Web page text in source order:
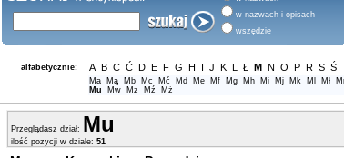
w nazwach i opisach
wszędzie
alfabetycznie: A B C Ć D E F G H I J K L Ł M N O P R S Ś
Ma Mą Mb Mc Mć Md Me Mf Mg Mh Mi Mj Mk Ml Mł
Mu
Mw Mz Mź Mż
Przeglądasz dział: Mu
ilość pozycji w dziale: 51